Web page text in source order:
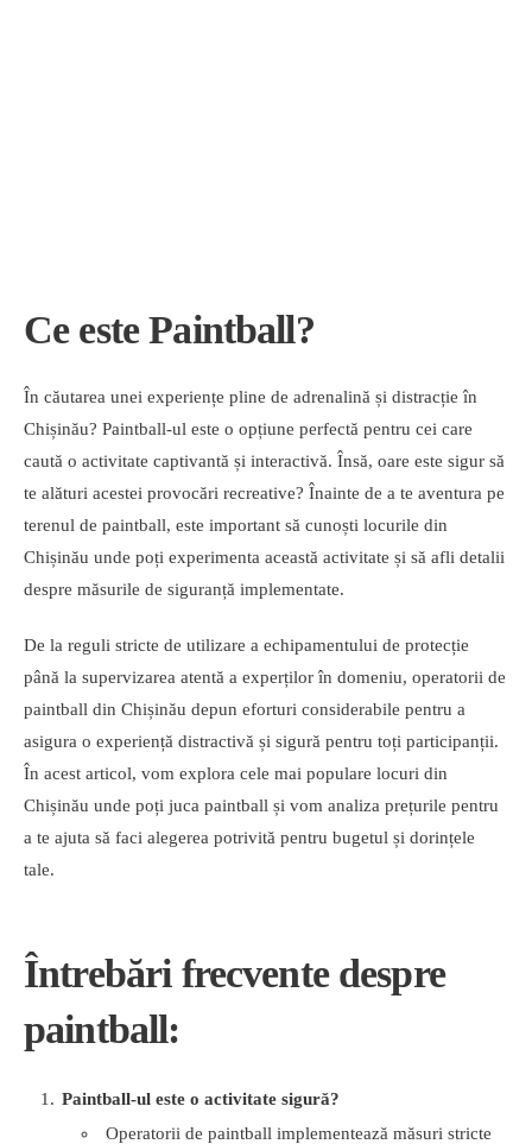
Ce este Paintball?
În căutarea unei experiențe pline de adrenalină și distracție în
Chișinău? Paintball-ul este o opțiune perfectă pentru cei care
caută o activitate captivantă și interactivă. Însă, oare este sigur să
te alături acestei provocări recreative? Înainte de a te aventura pe
terenul de paintball, este important să cunoști locurile din
Chișinău unde poți experimenta această activitate și să afli detalii
despre măsurile de siguranță implementate.
De la reguli stricte de utilizare a echipamentului de protecție
până la supervizarea atentă a experților în domeniu, operatorii de
paintball din Chișinău depun eforturi considerabile pentru a
asigura o experiență distractivă și sigură pentru toți participanții.
În acest articol, vom explora cele mai populare locuri din
Chișinău unde poți juca paintball și vom analiza prețurile pentru
a te ajuta să faci alegerea potrivită pentru bugetul și dorințele
tale.
Întrebări frecvente despre
paintball:
Paintball-ul este o activitate sigură?
Operatorii de paintball implementează măsuri stricte